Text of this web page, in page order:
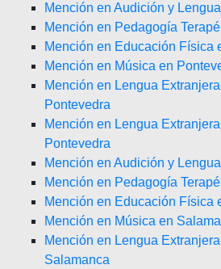
Mención en Audición y
Mención en Pedagogía
Mención en Educación Física
Mención en Música en
Mención en Lengua
Pontevedra
Mención en Lengua
Pontevedra
Mención en Audición y
Mención en Pedagogía
Mención en Educación Física
Mención en Música en
Mención en Lengua
Salamanca